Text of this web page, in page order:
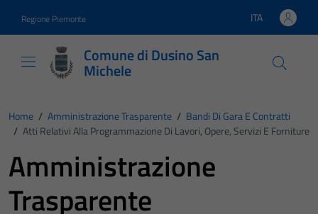
Regione Piemonte Lingua attiva:
ITA
Comune di Dusino San
Michele
Home / Amministrazione Trasparente / Bandi Di Gara E Contratti
/ Atti Relativi Alla Programmazione Di Lavori, Opere, Servizi E Forniture
Amministrazione
Trasparente